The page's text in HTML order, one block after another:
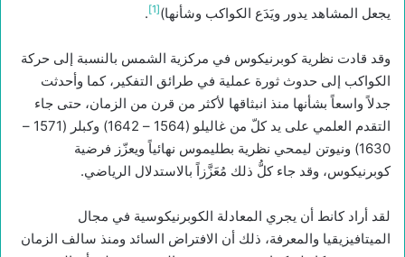
يجعل المشاهد يدور ويَدَع الكواكب وشأنها)[1]
.
وقد قادت نظرية كوبرنيكوس في مركزية الشمس بالنسبة إلى حركة
الكواكب إلى حدوث ثورة عملية في طرائق التفكير، كما وأحدثت
جدلاً واسعاً بشأنها منذ انبثاقها لأكثر من قرن من الزمان، حتى جاء
التقدم العلمي على يد كلّ من غاليلو (1564 – 1642) وكبلر (1571 –
1630) ونيوتن ليمحي نظرية بطليموس نهائياً ويعزّز فرضية
كوبرنيكوس، وقد جاء كلُّ ذلك مُعَزَّزاً بالاستدلال الرياضي.
لقد أراد كانط أن يجري المعادلة الكوبرنيكوسية في مجال
الميتافيزيقيا والمعرفة، ذلك أن الافتراض السائد ومنذ سالف الزمان